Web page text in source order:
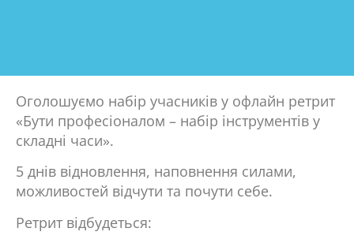
Оголошуємо набір учасників у офлайн ретрит
«Бути професіоналом – набір інструментів у
складні часи».
5 днів відновлення, наповнення силами,
можливостей відчути та почути себе.
Ретрит відбудеться: